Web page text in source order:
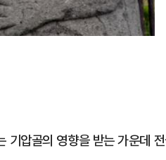
기압골의 영향을 받는 가운데
5
"손님! '이거' 쓰고 식당·
다"